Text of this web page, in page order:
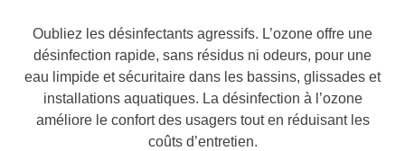
Oubliez les désinfectants agressifs. L’ozone offre une
désinfection rapide, sans résidus ni odeurs, pour une
eau limpide et sécuritaire dans les bassins, glissades et
installations aquatiques. La désinfection à l’ozone
améliore le confort des usagers tout en réduisant les
coûts d’entretien.